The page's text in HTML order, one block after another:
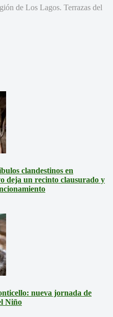
de Los Lagos. Terrazas del
clandestinos en
deja un recinto clausurado y
nueva jornada de
Niño